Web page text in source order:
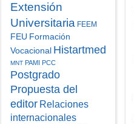
Extensión
Universitaria FEEM
FEU Formación
Vocacional Histartmed
MNT PAMI PCC
Postgrado
Propuesta del
editor Relaciones
internacionales